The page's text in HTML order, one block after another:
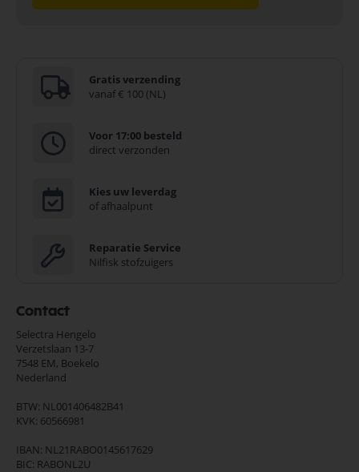
Gratis verzending
vanaf € 100 (NL)
Voor 17:00 besteld
direct verzonden
Kies uw leverdag
of afhaalpunt
Reparatie Service
Nilfisk stofzuigers
Contact
Selectra Hengelo
Verzetslaan 13-7
7548 EM, Boekelo
Nederland
BTW: NL001406482B41
KVK: 60566981
IBAN: NL21RABO0145617629
BIC: RABONL2U